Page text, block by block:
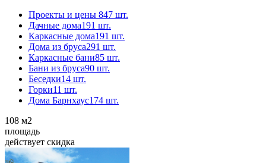
Проекты и цены 847 шт.
Дачные дома191 шт.
Каркасные дома191 шт.
Дома из бруса291 шт.
Каркасные бани85 шт.
Бани из бруса90 шт.
Беседки14 шт.
Горки11 шт.
Дома Барнхаус174 шт.
108 м2
площадь
действует скидка